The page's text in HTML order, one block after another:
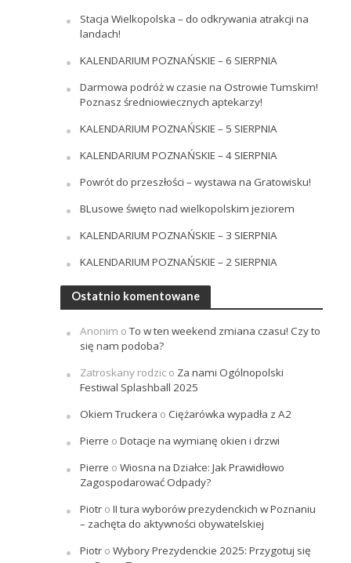
Stacja Wielkopolska – do odkrywania atrakcji na
landach!
KALENDARIUM POZNAŃSKIE – 6 SIERPNIA
Darmowa podróż w czasie na Ostrowie Tumskim!
Poznasz średniowiecznych aptekarzy!
KALENDARIUM POZNAŃSKIE – 5 SIERPNIA
KALENDARIUM POZNAŃSKIE – 4 SIERPNIA
Powrót do przeszłości – wystawa na Gratowisku!
BLusowe święto nad wielkopolskim jeziorem
KALENDARIUM POZNAŃSKIE – 3 SIERPNIA
KALENDARIUM POZNAŃSKIE – 2 SIERPNIA
Ostatnio komentowane
Anonim oTo w ten weekend zmiana czasu! Czy to
się nam podoba?
Zatroskany rodzico Za nami Ogólnopolski
Festiwal Splashball 2025
Okiem Truckera o Ciężarówka wypadła z A2
Pierre o Dotacje na wymianę okien i drzwi
Pierre o Wiosna na Działce: Jak Prawidłowo
Zagospodarować Odpady?
Piotro II tura wyborów prezydenckich w Poznaniu
– zachęta do aktywności obywatelskiej
Piotro Wybory Prezydenckie 2025: Przygotuj się